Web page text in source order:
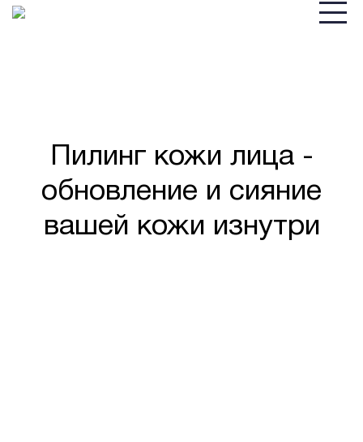
Пилинг кожи лица -
обновление и сияние
вашей кожи изнутри